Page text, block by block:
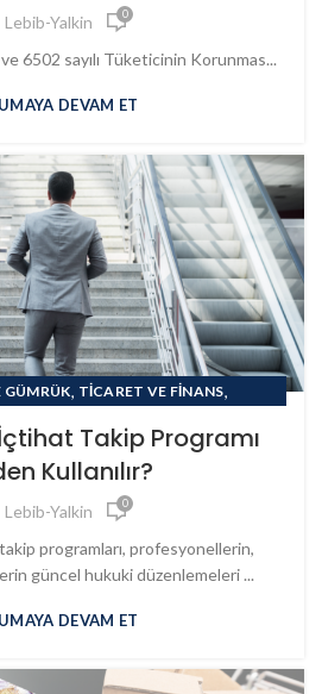
Lebib-Yalkin 0
6502 sayılı Tüketicinin Korunmas...
DEVAM ET
GÜMRÜK, TICARET VE FINANS,
Takip Programı
Kullanılır?
Lebib-Yalkin 0
programları, profesyonellerin,
güncel hukuki düzenlemeleri ...
DEVAM ET